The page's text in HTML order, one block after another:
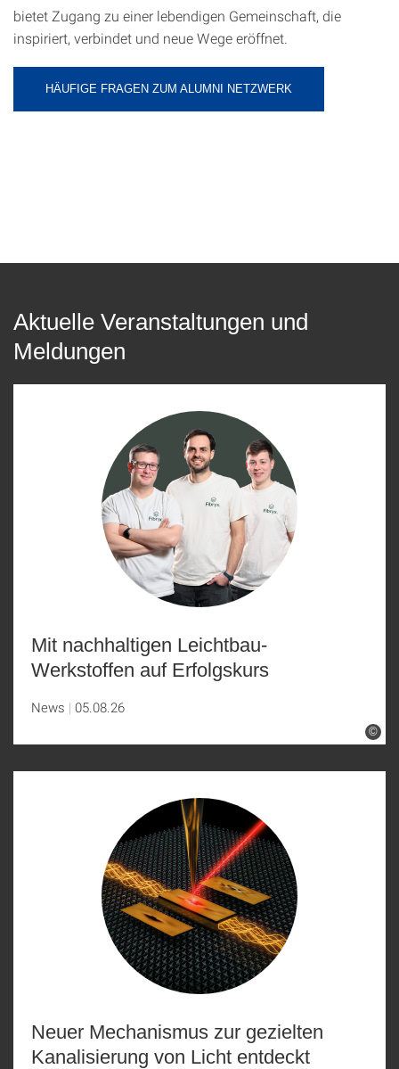
bietet Zugang zu einer lebendigen Gemeinschaft, die
inspiriert, verbindet und neue Wege eröffnet.
HÄUFIGE FRAGEN ZUM ALUMNI NETZWERK
Aktuelle Veranstaltungen und
Meldungen
©
Mit nachhaltigen Leichtbau-
Werkstoffen auf Erfolgskurs
News 05.08.26
Neuer Mechanismus zur gezielten
Kanalisierung von Licht entdeckt